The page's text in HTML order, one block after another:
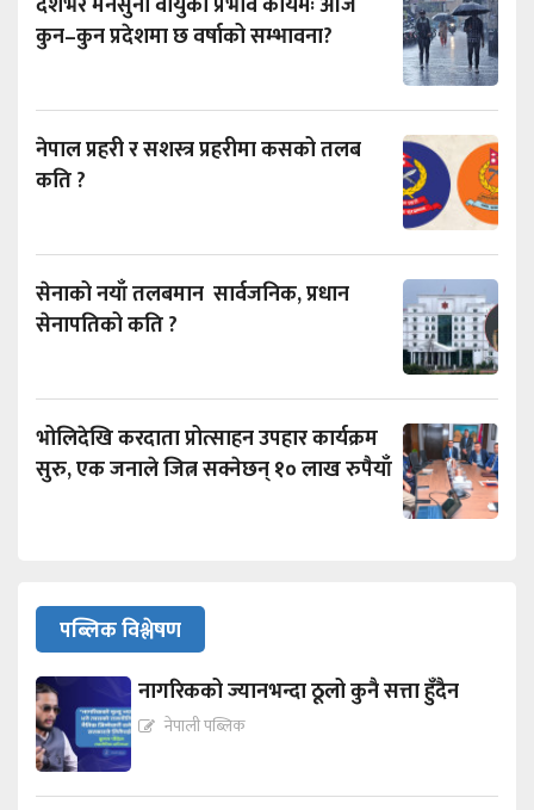
कुन–कुन प्रदेशमा छ वर्षाको सम्भावना?
नेपाल प्रहरी र सशस्त्र प्रहरीमा कसको तलब
कति ?
सेनाको नयाँ तलबमान सार्वजनिक, प्रधान
सेनापतिको कति ?
भोलिदेखि करदाता प्रोत्साहन उपहार कार्यक्रम
सुरु, एक जनाले जित्न सक्नेछन् १० लाख रुपैयाँ
पब्लिक विश्लेषण
नागरिकको ज्यानभन्दा ठूलो कुनै सत्ता हुँदैन
नेपाली पब्लिक